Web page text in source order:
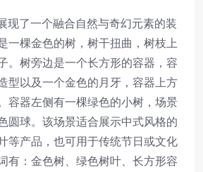
现了一个融合自然与奇幻元素的装
一棵金色的树，树干扭曲，树枝上
。树旁边是一个长方形的容器，容
型以及一个金色的月牙，容器上方
容器左侧有一棵绿色的小树，场景
圆球。该场景适合展示中式风格的
等产品，也可用于传统节日或文化
有：金色树、绿色树叶、长方形容